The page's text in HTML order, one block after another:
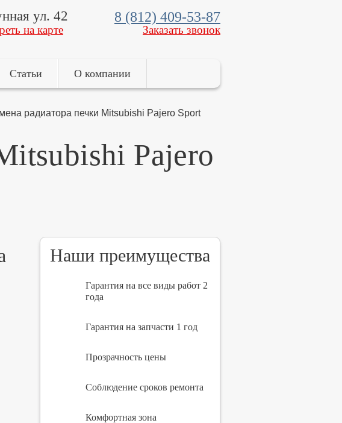
ул. 42
на карте
8 (812) 409-53-87
Заказать звонок
Статьи О компании
радиатора печки Mitsubishi Pajero Sport
Pajero
Наши преимущества
Гарантия на все виды работ 2
года
Гарантия на запчасти 1 год
Прозрачность цены
Соблюдение сроков ремонта
Комфортная зона